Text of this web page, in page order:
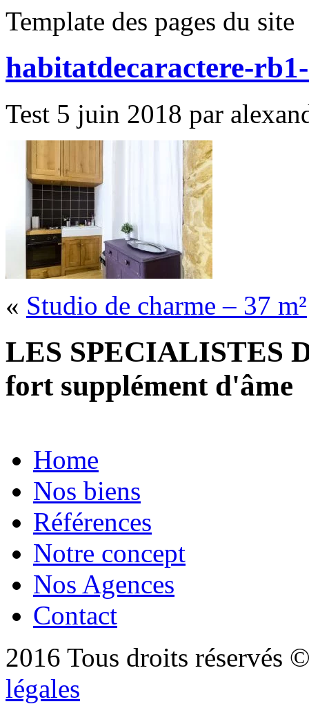
Template des pages du site
habitatdecaractere-
Test 5 juin 2018 par
« Studio de charme – 37 m²
LES SPECIALISTES
fort supplément d'âme
Home
Nos biens
Références
Notre concept
Nos Agences
Contact
2016 Tous droits réservés
légales